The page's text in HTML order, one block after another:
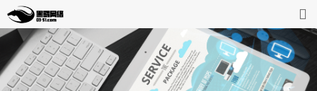
首页
网站开发